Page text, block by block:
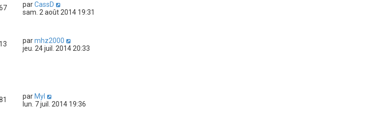
parCassD
sam. 2 août 2014 19:31
parmhz2000
jeu. 24 juil. 2014 20:33
par Myl
lun. 7 juil. 2014 19:36